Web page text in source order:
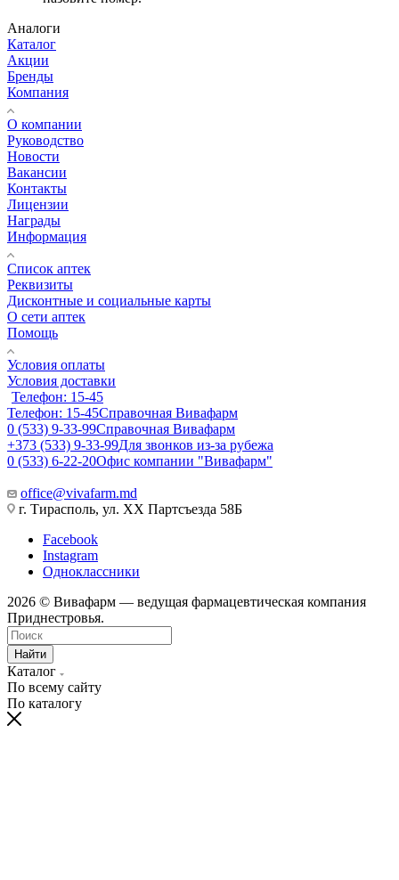
Аналоги
Каталог
Акции
Бренды
Компания
О компании
Руководство
Новости
Вакансии
Контакты
Лицензии
Награды
Информация
Список аптек
Реквизиты
Дисконтные и социальные карты
О сети аптек
Помощь
Условия оплаты
Условия доставки
Телефон: 15-45
Телефон: 15-45Справочная Вивафарм
0 (533) 9-33-99Справочная Вивафарм
+373 (533) 9-33-99Для звонков из-за рубежа
0 (533) 6-22-20Офис компании "Вивафарм"
office@vivafarm.md
г. Тирасполь, ул. ХХ Партсъезда 58Б
Facebook
Instagram
Одноклассники
2026 © Вивафарм — ведущая фармацевтическая компания
Приднестровья.
Найти
Каталог
По всему сайту
По каталогу